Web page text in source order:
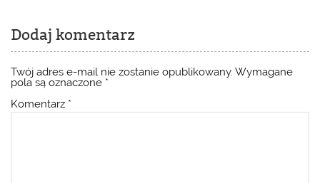
Dodaj komentarz
Twój adres e-mail nie zostanie opublikowany. Wymagane
pola są oznaczone *
Komentarz *